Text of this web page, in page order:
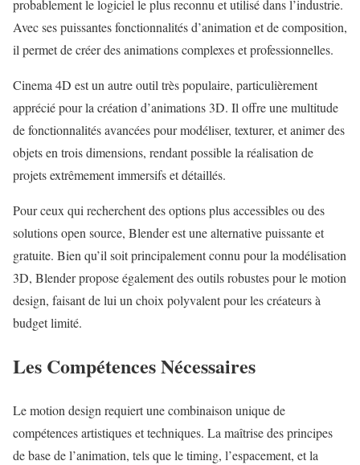
probablement le logiciel le plus reconnu et utilisé dans l’industrie.
Avec ses puissantes fonctionnalités d’animation et de composition,
il permet de créer des animations complexes et professionnelles.
Cinema 4D est un autre outil très populaire, particulièrement
apprécié pour la création d’animations 3D. Il offre une multitude
de fonctionnalités avancées pour modéliser, texturer, et animer des
objets en trois dimensions, rendant possible la réalisation de
projets extrêmement immersifs et détaillés.
Pour ceux qui recherchent des options plus accessibles ou des
solutions open source, Blender est une alternative puissante et
gratuite. Bien qu’il soit principalement connu pour la modélisation
3D, Blender propose également des outils robustes pour le motion
design, faisant de lui un choix polyvalent pour les créateurs à
budget limité.
Les Compétences Nécessaires
Le motion design requiert une combinaison unique de
compétences artistiques et techniques. La maîtrise des principes
de base de l’animation, tels que le timing, l’espacement, et la